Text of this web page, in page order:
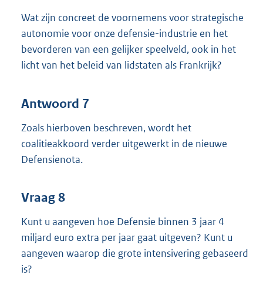
Wat zijn concreet de voornemens voor strategische
autonomie voor onze defensie-industrie en het
bevorderen van een gelijker speelveld, ook in het
licht van het beleid van lidstaten als Frankrijk?
Antwoord 7
Zoals hierboven beschreven, wordt het
coalitieakkoord verder uitgewerkt in de nieuwe
Defensienota.
Vraag 8
Kunt u aangeven hoe Defensie binnen 3 jaar 4
miljard euro extra per jaar gaat uitgeven? Kunt u
aangeven waarop die grote intensivering gebaseerd
is?